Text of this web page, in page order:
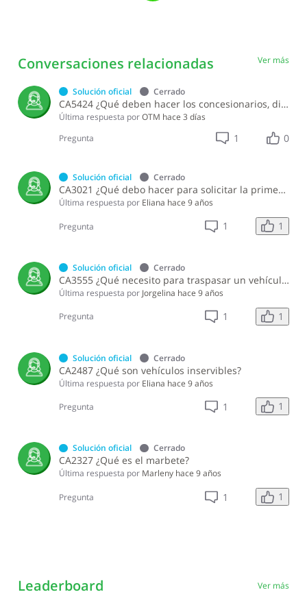
Conversaciones relacionadas Ver más
Solución oficial Cerrado
CA5424 ¿Qué deben hacer los concesionarios, distribuidores y vendedores de vehículos de motor para solicitar un cambio de tipo de licencia?
Última respuesta porOTM hace 3 días
Pregunta
1 0
Solución oficial Cerrado
CA3021 ¿Qué debo hacer para solicitar la primera placa de un vehículo exonerado por la Ley 28-01 sobre Zona Franca Especial de Desarrollo Fronterizo?
Última respuesta por Eliana hace 9 años
Pregunta 1 1
Solución oficial Cerrado
CA3555 ¿Qué necesito para traspasar un vehículo de motor cuando la compañía que vendió está inactiva en la DGII?
Última respuesta por Jorgelina hace 9 años
Pregunta 1 1
Solución oficial Cerrado
CA2487 ¿Qué son vehículos inservibles?
Última respuesta por Eliana hace 9 años
Pregunta 1 1
Solución oficial Cerrado
CA2327 ¿Qué es el marbete?
Última respuesta por Marleny hace 9 años
Pregunta 1 1
Leaderboard Ver más